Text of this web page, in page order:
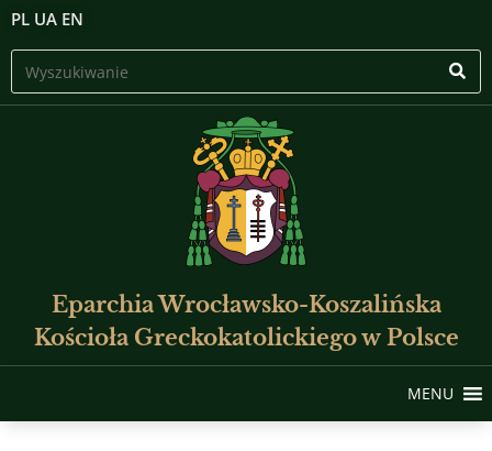
PL UA EN
Eparchia Wrocławsko-Koszalińska
Kościoła Greckokatolickiego w Polsce
MENU